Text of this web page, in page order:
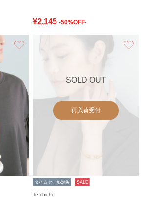
¥2,145 -50%OFF-
SOLD OUT
再入荷受付
タイムセール対象 SALE
Te chichi